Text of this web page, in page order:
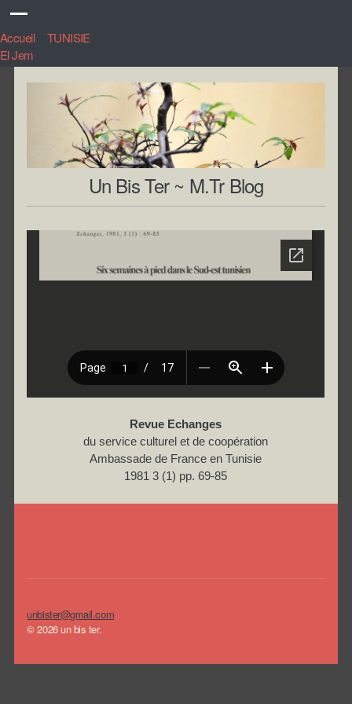
Accueil> TUNISIE
El Jem
Un Bis Ter ~ M.Tr Blog
Revue Echanges
du service culturel et de coopération
Ambassade de France en Tunisie
1981 3 (1) pp. 69-85
unbister@gmail.com
© 2026 un bis ter.